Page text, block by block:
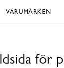
VARUMÄRKEN
för